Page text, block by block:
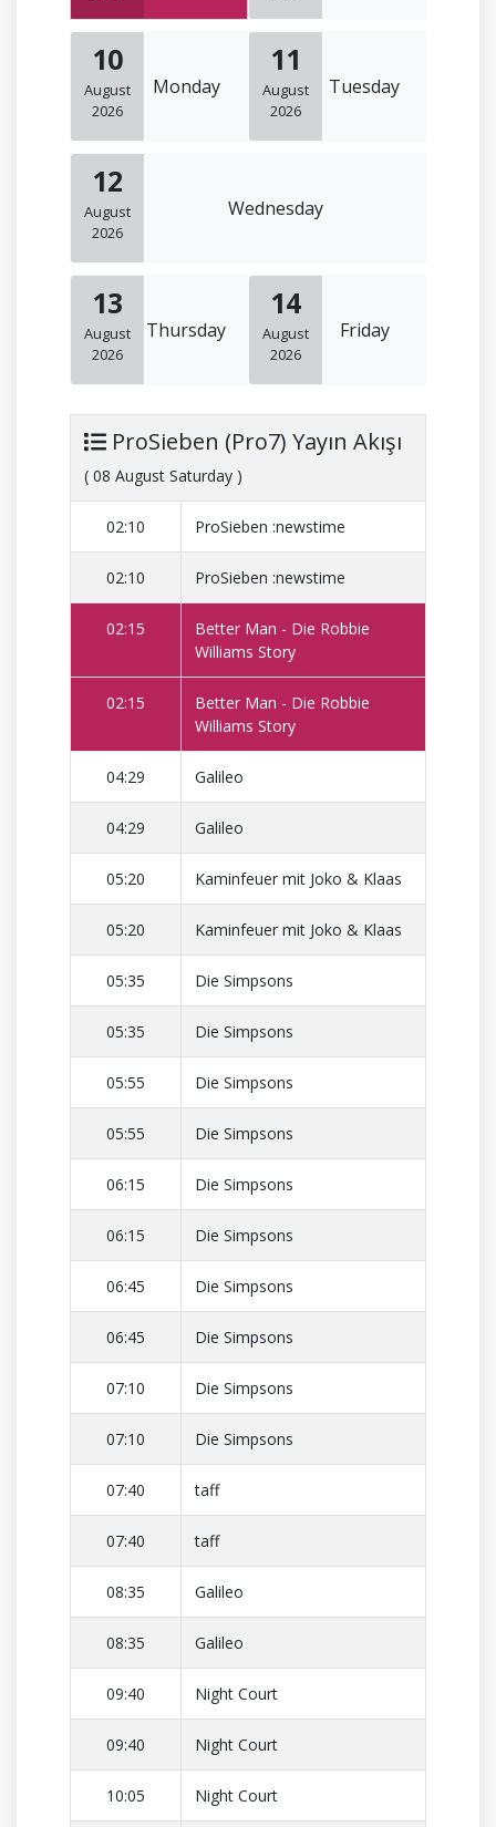
10
August
2026
Monday
11
August
2026
Tuesday
12
August
2026
Wednesday
13
August
2026
Thursday
14
August
2026
Friday
ProSieben (Pro7) Yayın Akışı
( 08 August Saturday )
02:10 ProSieben :newstime
02:10 ProSieben :newstime
02:15
Better Man - Die Robbie
Williams Story
02:15
Better Man - Die Robbie
Williams Story
04:29 Galileo
04:29 Galileo
05:20 Kaminfeuer mit Joko & Klaas
05:20 Kaminfeuer mit Joko & Klaas
05:35 Die Simpsons
05:35 Die Simpsons
05:55 Die Simpsons
05:55 Die Simpsons
06:15 Die Simpsons
06:15 Die Simpsons
06:45 Die Simpsons
06:45 Die Simpsons
07:10 Die Simpsons
07:10 Die Simpsons
07:40 taff
07:40 taff
08:35 Galileo
08:35 Galileo
09:40 Night Court
09:40 Night Court
10:05 Night Court